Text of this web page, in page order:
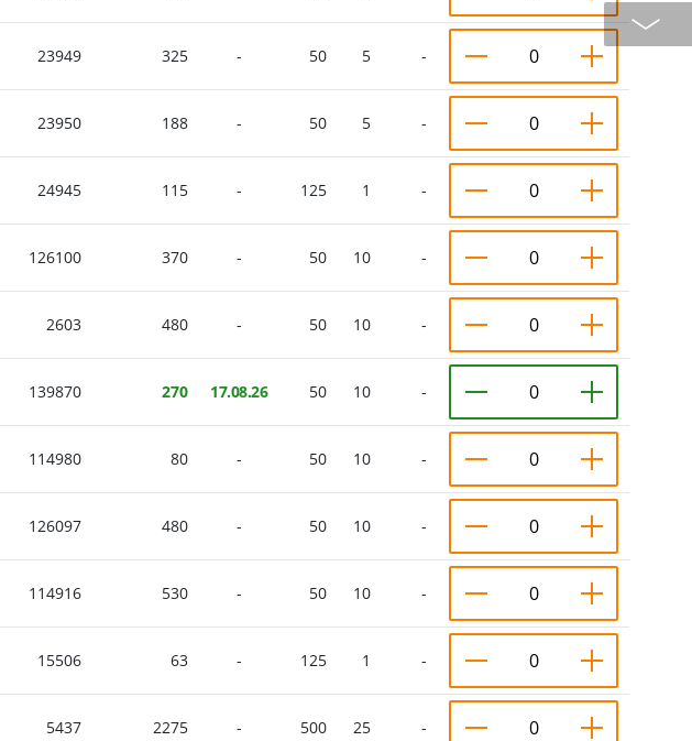
23949 325 - 50 5 -
23950 188 - 50 5 -
24945 115 - 125 1 -
126100 370 - 50 10 -
2603 480 - 50 10 -
139870 270 17.08.26 50 10 -
114980 80 - 50 10 -
126097 480 - 50 10 -
114916 530 - 50 10 -
15506 63 - 125 1 -
5437 2275 - 500 25 -